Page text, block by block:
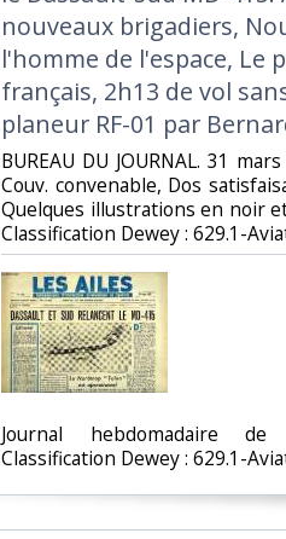
nouveaux brigadiers,
l'homme de l'espace, Le
français, 2h13 de vol
planeur RF-01 par
‎BUREAU DU JOURNAL. 31
Couv. convenable, Dos
Quelques illustrations en noir
Classification Dewey : 629.1-
‎Journal hebdomadaire
Classification Dewey : 629.1-